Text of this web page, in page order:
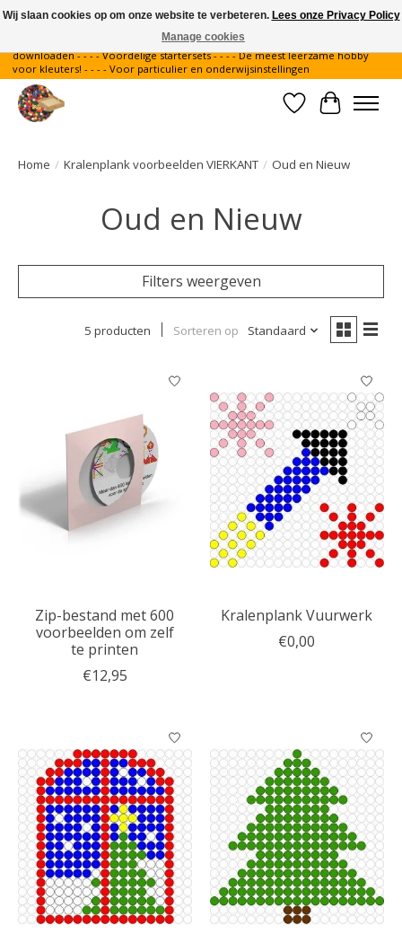
Gratis verzending binnen Nederland - - - - Legvoorbeelden gratis te
downloaden - - - - Voordelige startersets - - - - De meest leerzame hobby
voor kleuters! - - - - Voor particulier en onderwijsinstellingen
Verlanglijst
Home / Kralenplank voorbeelden VIERKANT / Oud en Nieuw
Oud en Nieuw
Filters weergeven
5 producten Sorteren op Standaard
Zip-bestand met 600
voorbeelden om zelf
te printen
€12,95
Kralenplank Vuurwerk
€0,00
Wij slaan cookies op om onze website te verbeteren. Lees onze Privacy Policy
Manage cookies